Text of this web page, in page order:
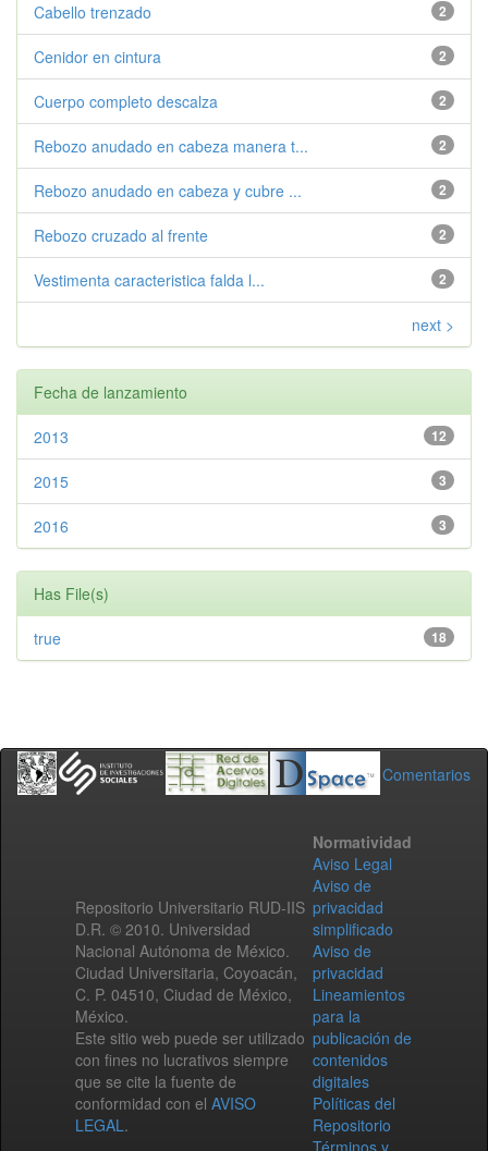
2
Cabello trenzado
2
Cenidor en cintura
2
Cuerpo completo descalza
2
Rebozo anudado en cabeza manera t...
2
Rebozo anudado en cabeza y cubre ...
2
Rebozo cruzado al frente
2
Vestimenta caracteristica falda l...
next >
Fecha de lanzamiento
12
2013
3
2015
3
2016
Has File(s)
18
true
Comentarios
Repositorio Universitario RUD-IIS
D.R. © 2010. Universidad
Nacional Autónoma de México.
Ciudad Universitaria, Coyoacán,
C. P. 04510, Ciudad de México,
México.
Este sitio web puede ser utilizado
con fines no lucrativos siempre
que se cite la fuente de
conformidad con el AVISO
LEGAL.
Normatividad
Aviso Legal
Aviso de
privacidad
simplificado
Aviso de
privacidad
Lineamientos
para la
publicación de
contenidos
digitales
Políticas del
Repositorio
Términos y